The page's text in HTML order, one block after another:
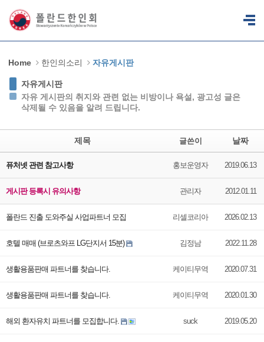
Home 한인의소리 자유게시판
자유게시판
자유 게시판의 취지와 관련 없는 비방이나 욕설, 광고성 글은
삭제될 수 있음을 알려 드립니다.
제목 글쓴이 날짜
퓨처넷 관련 참고사항 홍보운영자 2019.06.13
게시판 등록시 유의사항 관리자 2012.01.11
폴란드 진출 도와주실 사업파트너 모집 리셀코리아 2026.02.13
호텔 매매 (브로츠와프 LG단지서 15분) 김정남 2022.11.28
생활용품판매 파트너를 찾습니다. 케이티무역 2020.07.31
생활용품판매 파트너를 찾습니다. 케이티무역 2020.01.30
해외 환자유치 파트너를 모집합니다. suck 2019.05.20